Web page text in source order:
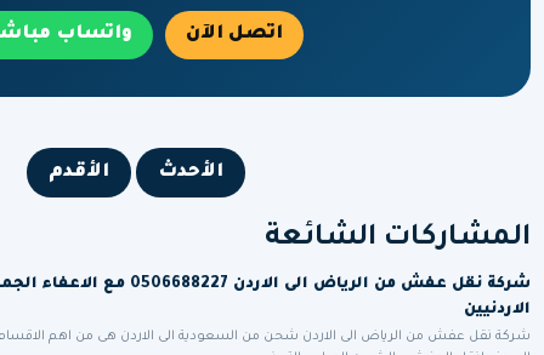
اتصل الآن واتساب
الأحدث الأقدم
المشاركات الشائعة
شركة نقل عفش من الرياض الى الاردن
الاردنيين
شركة نقل عفش من الرياض الى الاردن شحن من السعودية الى الاردن هى من اهم